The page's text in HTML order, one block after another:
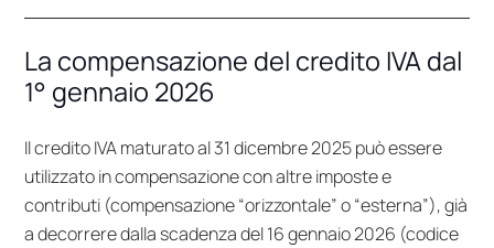
La compensazione del credito IVA dal
1° gennaio 2026
Il credito IVA maturato al 31 dicembre 2025 può essere
utilizzato in compensazione con altre imposte e
contributi (compensazione “orizzontale” o “esterna”), già
a decorrere dalla scadenza del 16 gennaio 2026 (codice